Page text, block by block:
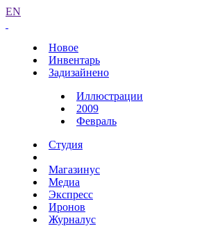
EN
Новое
Инвентарь
Задизайнено
Иллюстрации
2009
Февраль
Студия
Магазинус
Медиа
Экспресс
Иронов
Журналус